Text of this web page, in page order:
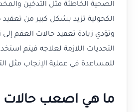
الصحية الخاطئة مثل التدخين
الكحولية تزيد بشكل كبير من تعقيد
وتؤدي زيادة تعقيد حالات العقم إلى
التحديات اللازمة لعلاجه فيتم
للمساعدة في عملية الإنجاب مثل
ما هي اصعب حالات